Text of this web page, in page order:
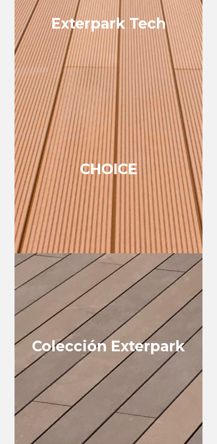
Exterpark Tech
CHOICE
Superfície ranurada
Perfil invisible
Cuerpo hueco
6 colores WPC
Ver colección
Colección Exterpark
Superfície lisa
Perfil invisible
Cuerpo sólido
6 colores WPC
Ver colección